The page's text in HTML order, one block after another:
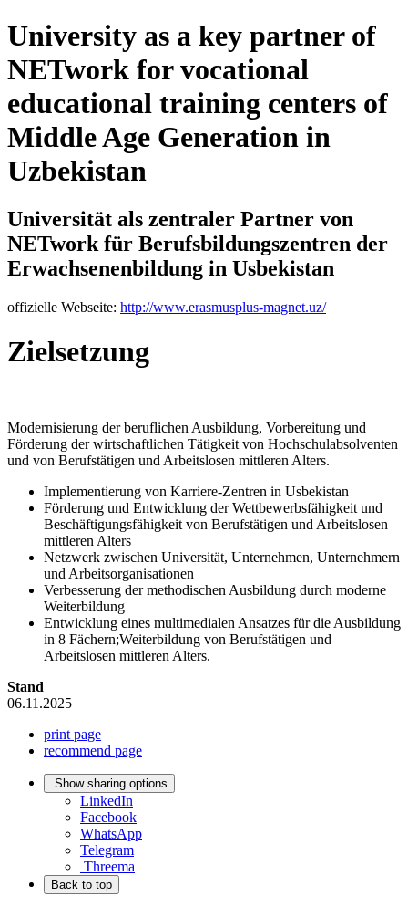
University as a key partner of
NETwork for vocational
educational training centers of
Middle Age Generation in
Uzbekistan
Universität als zentraler Partner von
NETwork für Berufsbildungszentren der
Erwachsenenbildung in Usbekistan
offizielle Webseite: http://www.erasmusplus-magnet.uz/
Zielsetzung
Modernisierung der beruflichen Ausbildung, Vorbereitung und
Förderung der wirtschaftlichen Tätigkeit von Hochschulabsolventen
und von Berufstätigen und Arbeitslosen mittleren Alters.
Implementierung von Karriere-Zentren in Usbekistan
Förderung und Entwicklung der Wettbewerbsfähigkeit und
Beschäftigungsfähigkeit von Berufstätigen und Arbeitslosen
mittleren Alters
Netzwerk zwischen Universität, Unternehmen, Unternehmern
und Arbeitsorganisationen
Verbesserung der methodischen Ausbildung durch moderne
Weiterbildung
Entwicklung eines multimedialen Ansatzes für die Ausbildung
in 8 Fächern;Weiterbildung von Berufstätigen und
Arbeitslosen mittleren Alters.
Stand
06.11.2025
print page
recommend page
Show sharing options
LinkedIn
Facebook
WhatsApp
Telegram
Threema
Back to top